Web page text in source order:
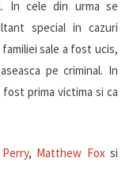
In cele din urma se
special in cazuri
sale a fost ucis,
pe criminal. In
prima victima si ca
, Matthew Fox si